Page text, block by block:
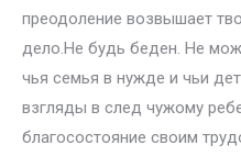
преодоление возвышает
дело.Не будь беден. Не
чья семья в нужде и чьи
взгляды в след чужому
благосостояние своим